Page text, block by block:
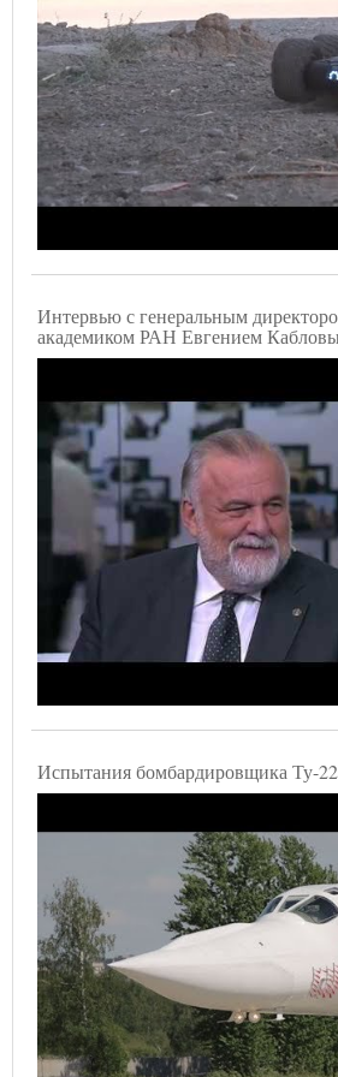
Интервью с генеральным
академиком РАН Евгением
Испытания бомбардировщика Ту-